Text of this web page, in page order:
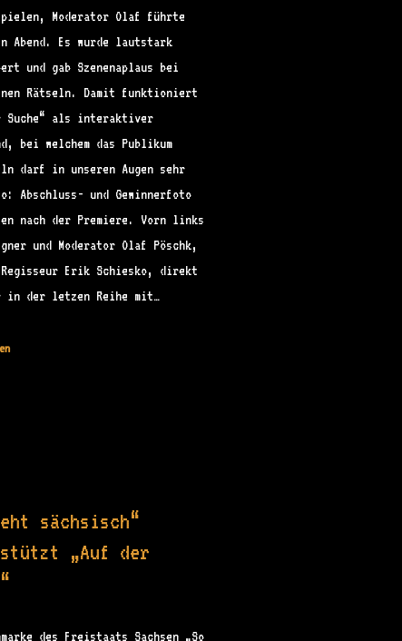
Moderator Olaf führte
Abend. Es wurde lautstark
und gab Szenenaplaus bei
Rätseln. Damit funktioniert
Suche“ als interaktiver
bei welchem das Publikum
darf in unseren Augen sehr
Abschluss- und Gewinnerfoto
nach der Premiere. Vorn links
und Moderator Olaf Pöschk,
Regisseur Erik Schiesko, direkt
in der letzen Reihe mit…
sächsisch“
„Auf der
des Freistaats Sachsen „So